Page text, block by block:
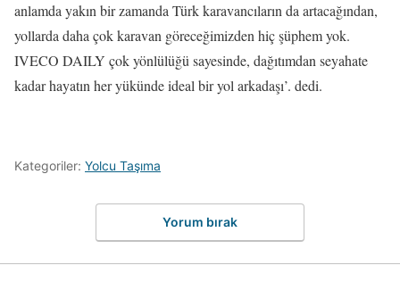
anlamda yakın bir zamanda Türk karavancıların da artacağından,
yollarda daha çok karavan göreceğimizden hiç şüphem yok.
IVECO DAILY çok yönlülüğü sayesinde, dağıtımdan seyahate
kadar hayatın her yükünde ideal bir yol arkadaşı’. dedi.
Kategoriler: Yolcu Taşıma
Yorum bırak